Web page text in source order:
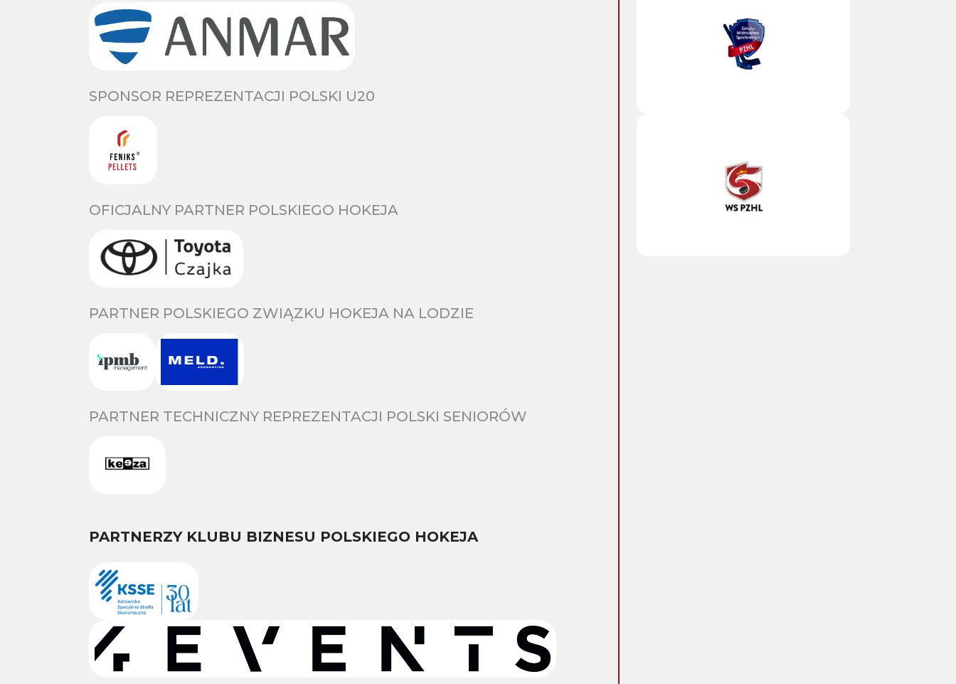
SPONSOR REPREZENTACJI POLSKI U20
OFICJALNY PARTNER POLSKIEGO HOKEJA
PARTNER POLSKIEGO ZWIĄZKU HOKEJA NA LODZIE
PARTNER TECHNICZNY REPREZENTACJI POLSKI SENIORÓW
PARTNERZY KLUBU BIZNESU POLSKIEGO HOKEJA